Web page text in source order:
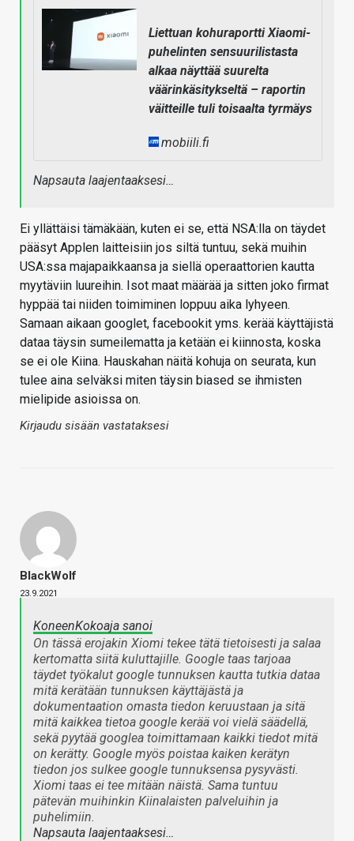
Liettuan kohuraportti Xiaomi-
puhelinten sensuurilistasta
alkaa näyttää suurelta
väärinkäsitykseltä – raportin
väitteille tuli toisaalta tyrmäys
mobiili.fi
Napsauta laajentaaksesi…
Ei yllättäisi tämäkään, kuten ei se, että NSA:lla on täydet
pääsyt Applen laitteisiin jos siltä tuntuu, sekä muihin
USA:ssa majapaikkaansa ja siellä operaattorien kautta
myytäviin luureihin. Isot maat määrää ja sitten joko firmat
hyppää tai niiden toimiminen loppuu aika lyhyeen.
Samaan aikaan googlet, facebookit yms. kerää käyttäjistä
dataa täysin sumeilematta ja ketään ei kiinnosta, koska
se ei ole Kiina. Hauskahan näitä kohuja on seurata, kun
tulee aina selväksi miten täysin biased se ihmisten
mielipide asioissa on.
Kirjaudu sisään vastataksesi
BlackWolf
23.9.2021
KoneenKokoaja sanoi
On tässä erojakin Xiomi tekee tätä tietoisesti ja salaa
kertomatta siitä kuluttajille. Google taas tarjoaa
täydet työkalut google tunnuksen kautta tutkia dataa
mitä kerätään tunnuksen käyttäjästä ja
dokumentaation omasta tiedon keruustaan ja sitä
mitä kaikkea tietoa google kerää voi vielä säädellä,
sekä pyytää googlea toimittamaan kaikki tiedot mitä
on kerätty. Google myös poistaa kaiken kerätyn
tiedon jos sulkee google tunnuksensa pysyvästi.
Xiomi taas ei tee mitään näistä. Sama tuntuu
pätevän muihinkin Kiinalaisten palveluihin ja
puhelimiin.
Napsauta laajentaaksesi…